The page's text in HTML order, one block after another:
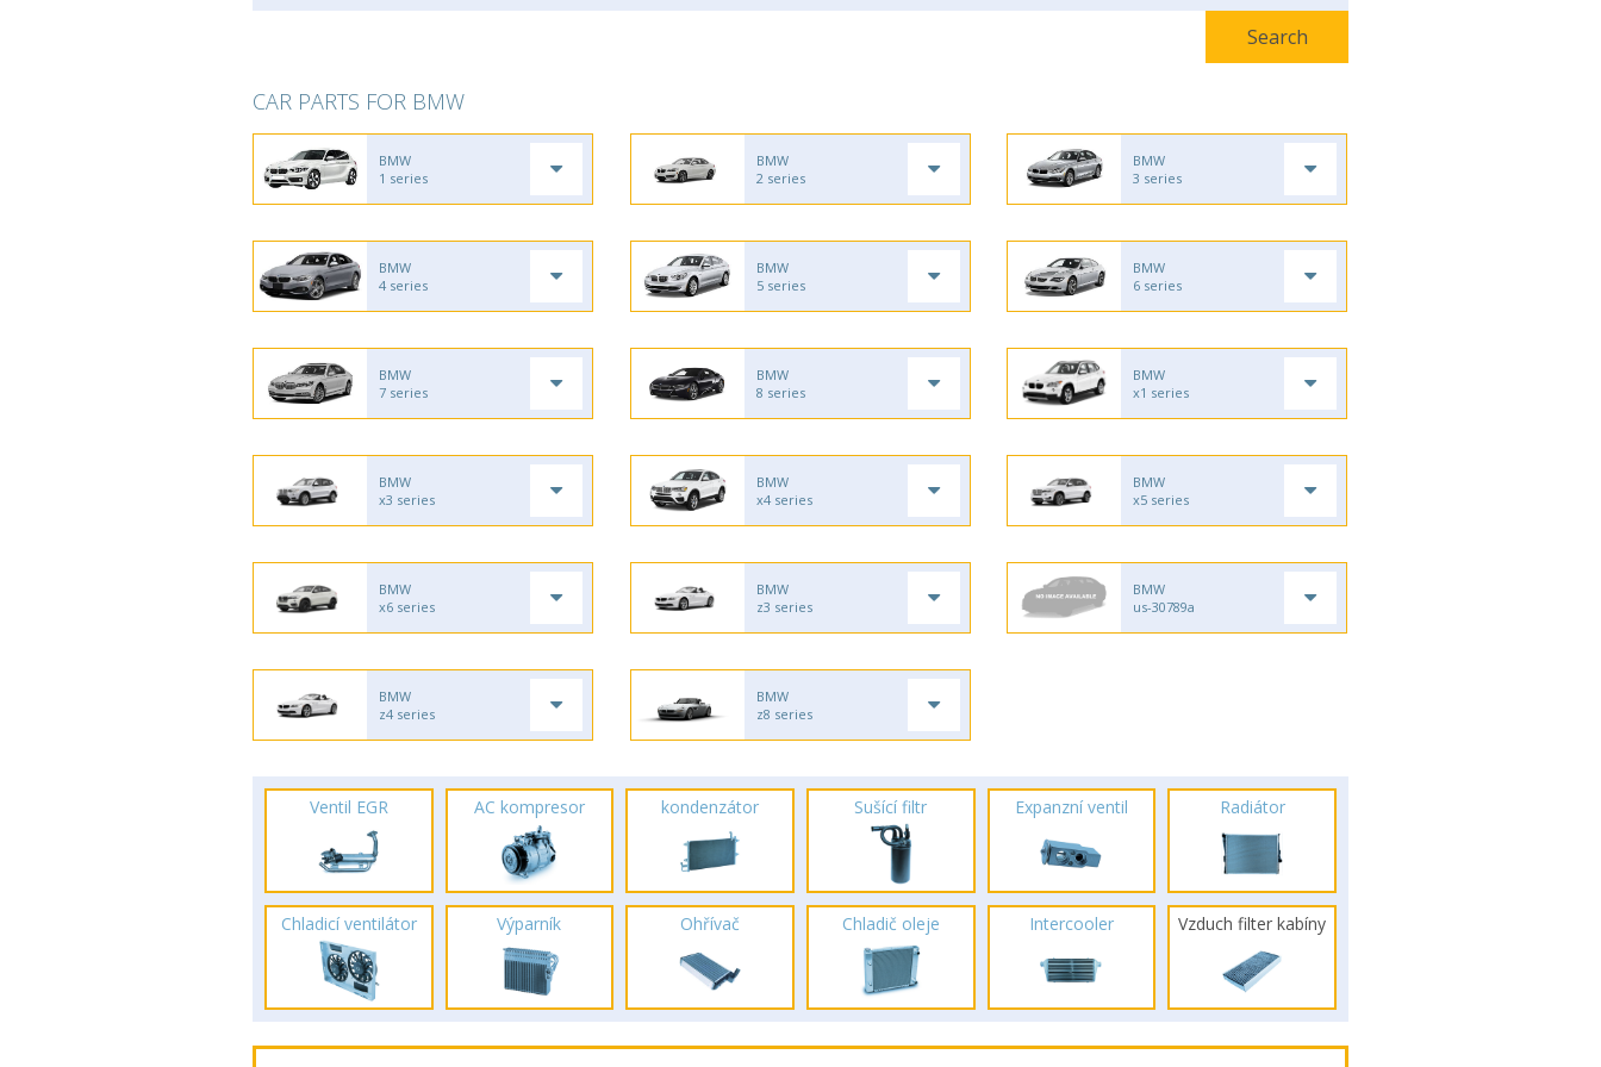
CAR PARTS FOR BMW
BMW
1 series
BMW
2 series
BMW
3 series
BMW
4 series
BMW
5 series
BMW
6 series
BMW
7 series
BMW
8 series
BMW
x1 series
BMW
x3 series
BMW
x4 series
BMW
x5 series
BMW
x6 series
BMW
z3 series
BMW
us-30789a
BMW
z4 series
BMW
z8 series
Ventil EGR AC kompresor kondenzátor Sušící filtr Expanzní ventil Radiátor
Chladicí ventilátor Výparník Ohřívač Chladič oleje Intercooler Vzduch filter kabíny